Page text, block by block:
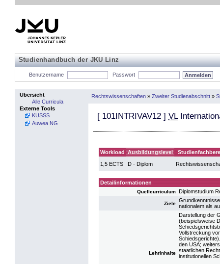
Studienhandbuch der JKU Linz
Benutzername Passwort
Übersicht
Alle Curricula
Externe Tools
KUSSS
Auwea NG
Rechtswissenschaften » Zweiter Studienabschnitt »
[ 101INTRIVAV12 ] VL
Workload Ausbildungslevel
1,5 ECTS
D - Diplom
Detailinformationen
Quellcurriculum Diplomstudium
Ziele nationalem als
Lehrinhalte
Darstellung der
(beispielsweise
Vollstreckung
den USA;
staatlichen
institutionellen